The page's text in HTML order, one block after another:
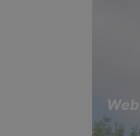
Web